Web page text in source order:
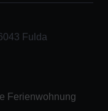
Fulda
Ferienwohnung